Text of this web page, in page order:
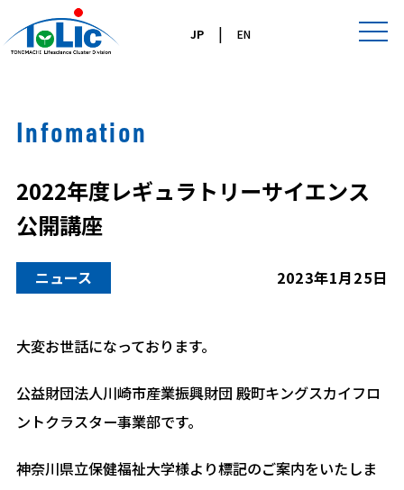
JP| EN
Infomation
2022年度レギュラトリーサイエンス
公開講座
ニュース 2023年1月25日
大変お世話になっております。
公益財団法人川崎市産業振興財団 殿町キングスカイフロ
ントクラスター事業部です。
神奈川県立保健福祉大学様より標記のご案内をいたしま